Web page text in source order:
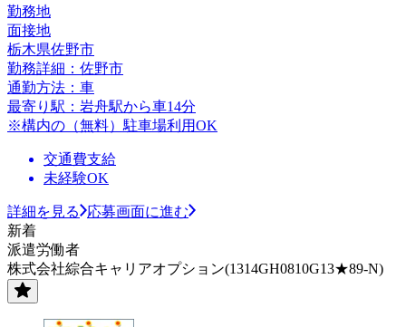
勤務地
面接地
栃木県佐野市
勤務詳細：佐野市
通勤方法：車
最寄り駅：岩舟駅から車14分
※構内の（無料）駐車場利用OK
交通費支給
未経験OK
詳細を見る
応募画面に進む
新着
派遣労働者
株式会社綜合キャリアオプション(1314GH0810G13★89-N)